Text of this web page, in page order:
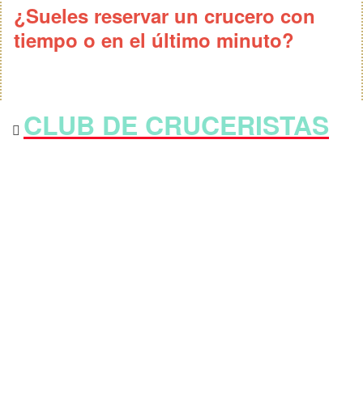
¿Sueles reservar un crucero con
tiempo o en el último minuto?
CLUB DE CRUCERISTAS